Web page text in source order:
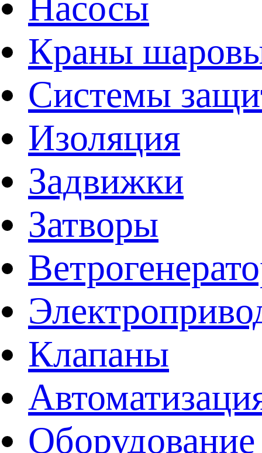
Краны
Системы
Изоляция
Задвижки
Затворы
Клапаны